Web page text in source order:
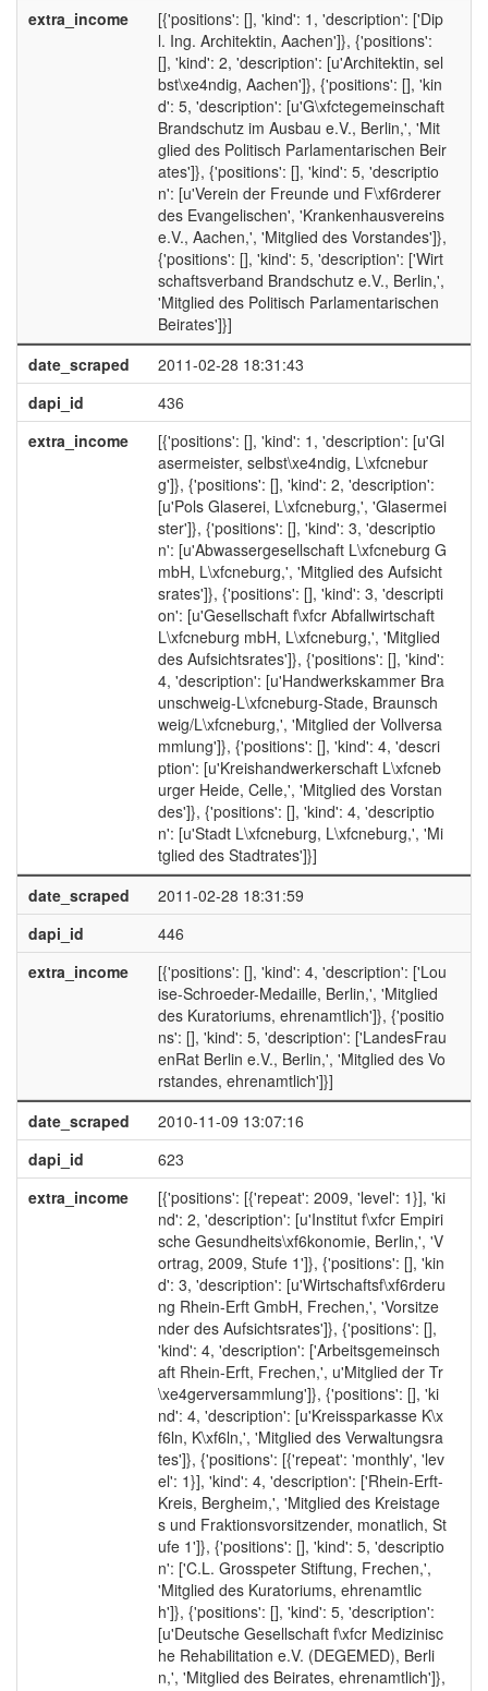
extra_income
[{'positions': [], 'kind': 1, 'description': ['Dip
l. Ing. Architektin, Aachen']}, {'positions':
[], 'kind': 2, 'description': [u'Architektin, sel
bst\xe4ndig, Aachen']}, {'positions': [], 'kin
d': 5, 'description': [u'G\xfctegemeinschaft
Brandschutz im Ausbau e.V., Berlin,', 'Mit
glied des Politisch Parlamentarischen Beir
ates']}, {'positions': [], 'kind': 5, 'descriptio
n': [u'Verein der Freunde und F\xf6rderer
des Evangelischen', 'Krankenhausvereins
e.V., Aachen,', 'Mitglied des Vorstandes']},
{'positions': [], 'kind': 5, 'description': ['Wirt
schaftsverband Brandschutz e.V., Berlin,',
'Mitglied des Politisch Parlamentarischen
Beirates']}]
date_scraped
2011-02-28 18:31:43
dapi_id
436
extra_income
[{'positions': [], 'kind': 1, 'description': [u'Gl
asermeister, selbst\xe4ndig, L\xfcnebur
g']}, {'positions': [], 'kind': 2, 'description':
[u'Pols Glaserei, L\xfcneburg,', 'Glasermei
ster']}, {'positions': [], 'kind': 3, 'descriptio
n': [u'Abwassergesellschaft L\xfcneburg G
mbH, L\xfcneburg,', 'Mitglied des Aufsicht
srates']}, {'positions': [], 'kind': 3, 'descripti
on': [u'Gesellschaft f\xfcr Abfallwirtschaft
L\xfcneburg mbH, L\xfcneburg,', 'Mitglied
des Aufsichtsrates']}, {'positions': [], 'kind':
4, 'description': [u'Handwerkskammer Bra
unschweig-L\xfcneburg-Stade, Braunsch
weig/L\xfcneburg,', 'Mitglied der Vollversa
mmlung']}, {'positions': [], 'kind': 4, 'descri
ption': [u'Kreishandwerkerschaft L\xfcneb
urger Heide, Celle,', 'Mitglied des Vorstan
des']}, {'positions': [], 'kind': 4, 'descriptio
n': [u'Stadt L\xfcneburg, L\xfcneburg,', 'Mi
tglied des Stadtrates']}]
date_scraped
2011-02-28 18:31:59
dapi_id
446
extra_income
[{'positions': [], 'kind': 4, 'description': ['Lou
ise-Schroeder-Medaille, Berlin,', 'Mitglied
des Kuratoriums, ehrenamtlich']}, {'positio
ns': [], 'kind': 5, 'description': ['LandesFrau
enRat Berlin e.V., Berlin,', 'Mitglied des Vo
rstandes, ehrenamtlich']}]
date_scraped
2010-11-09 13:07:16
dapi_id
623
extra_income
[{'positions': [{'repeat': 2009, 'level': 1}], 'ki
nd': 2, 'description': [u'Institut f\xfcr Empiri
sche Gesundheits\xf6konomie, Berlin,', 'V
ortrag, 2009, Stufe 1']}, {'positions': [], 'kin
d': 3, 'description': [u'Wirtschaftsf\xf6rderu
ng Rhein-Erft GmbH, Frechen,', 'Vorsitze
nder des Aufsichtsrates']}, {'positions': [],
'kind': 4, 'description': ['Arbeitsgemeinsch
aft Rhein-Erft, Frechen,', u'Mitglied der Tr
\xe4gerversammlung']}, {'positions': [], 'ki
nd': 4, 'description': [u'Kreissparkasse K\x
f6ln, K\xf6ln,', 'Mitglied des Verwaltungsra
tes']}, {'positions': [{'repeat': 'monthly', 'lev
el': 1}], 'kind': 4, 'description': ['Rhein-Erft-
Kreis, Bergheim,', 'Mitglied des Kreistage
s und Fraktionsvorsitzender, monatlich, St
ufe 1']}, {'positions': [], 'kind': 5, 'descriptio
n': ['C.L. Grosspeter Stiftung, Frechen,',
'Mitglied des Kuratoriums, ehrenamtlic
h']}, {'positions': [], 'kind': 5, 'description':
[u'Deutsche Gesellschaft f\xfcr Medizinisc
he Rehabilitation e.V. (DEGEMED), Berli
n,', 'Mitglied des Beirates, ehrenamtlich']},